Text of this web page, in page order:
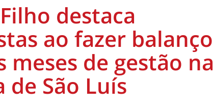
destaca
ao fazer balanço
meses de gestão na
de São Luís